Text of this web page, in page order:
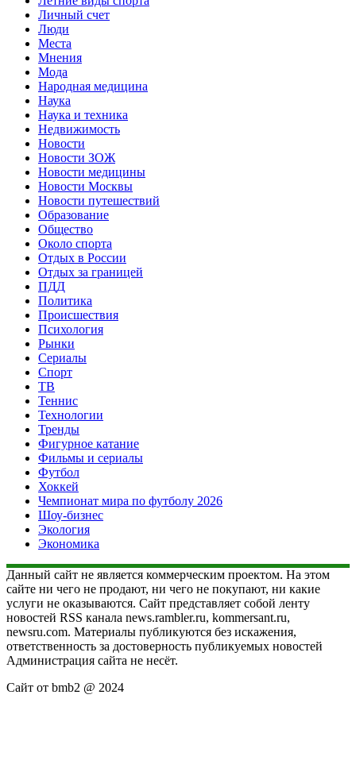
Личный счет
Люди
Места
Мнения
Мода
Народная медицина
Наука
Наука и техника
Недвижимость
Новости
Новости ЗОЖ
Новости медицины
Новости Москвы
Новости путешествий
Образование
Общество
Около спорта
Отдых в России
Отдых за границей
ПДД
Политика
Происшествия
Психология
Рынки
Сериалы
Спорт
ТВ
Теннис
Технологии
Тренды
Фигурное катание
Фильмы и сериалы
Футбол
Хоккей
Чемпионат мира по футболу 2026
Шоу-бизнес
Экология
Экономика
Данный сайт не является коммерческим проектом. На этом
сайте ни чего не продают, ни чего не покупают, ни какие
услуги не оказываются. Сайт представляет собой ленту
новостей RSS канала news.rambler.ru, kommersant.ru,
newsru.com. Материалы публикуются без искажения,
ответственность за достоверность публикуемых новостей
Администрация сайта не несёт.
Сайт от bmb2 @ 2024